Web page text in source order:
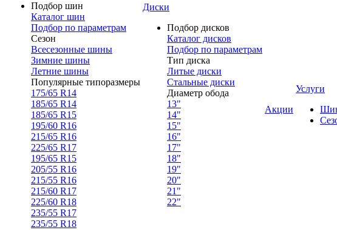
Подбор шин
Каталог шин
Подбор по параметрам
Сезон
Всесезонные шины
Зимние шины
Летние шины
Популярные типоразмеры
175/65 R14
185/65 R14
185/65 R15
195/60 R16
215/65 R16
225/65 R17
195/65 R15
205/55 R16
215/55 R16
215/60 R17
225/60 R18
235/55 R17
235/55 R18
Диски
Подбор дисков
Каталог дисков
Подбор по параметрам
Тип диска
Литые диски
Стальные диски
Диаметр обода
13"
14"
15"
16"
17"
18"
19"
20"
21"
22"
Акции
Услуги